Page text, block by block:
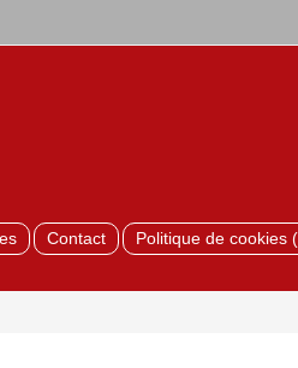
Contact Politique de cookies